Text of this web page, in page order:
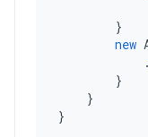
}
new
.
}
}
}